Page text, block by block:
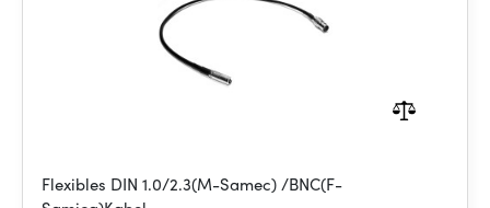
Flexibles DIN 1.0/2.3(M-Samec) /BNC(F-